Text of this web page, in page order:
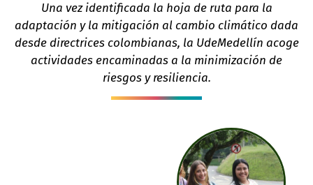
Una vez identificada la hoja de ruta para la
adaptación y la mitigación al cambio climático dada
desde directrices colombianas, la UdeMedellín acoge
actividades encaminadas a la minimización de
riesgos y resiliencia.